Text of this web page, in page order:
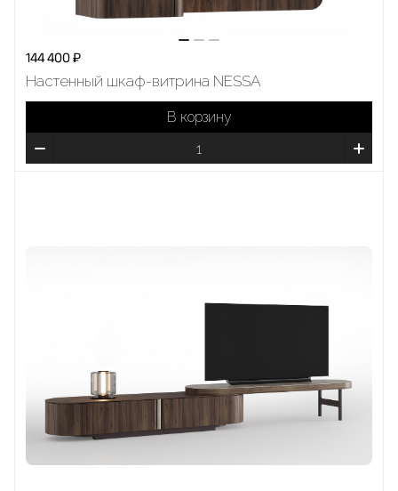
144 400 ₽
Настенный шкаф-витрина NESSA
В корзину